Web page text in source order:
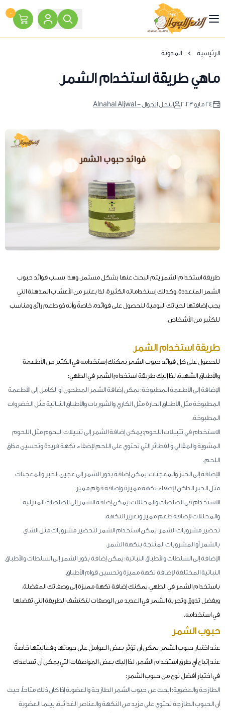
النحل الجوال
٠
الرئيسية المدونة
ماهي طريقة استخدام الشمر
٢٤ مايو ٢٠٢٣ النحل الجوال - Alnahal Aljwal
طريقة استخدام الشمر يتم البحث عنها بشكل مستمر، وهذا بسبب فوائد حبوب
الشمر المتعددة، وكذلك إستخداماته الكثيرة، لذا يعتبر من الأعشاب المذهلة التي
يجب إضافتها لحياتك اليومية للحصول على فوائده، خاصةً وأنه ذو طعم رائع ومناسب
للكثير من الأشخاص.
طريقة استخدام الشمر
للحصول على كل فوائد حبوب الشمر يمكنك إستخدامه في الكثير من الأطعمة
والأطباق الشهية، لذا إليك طريقة استخدام الشمر في الطهي:
الإضافة إلى الأطعمة المطبوخة: يمكن إضافة الشمر المطحون أو الكامل إلى الأطعمة
المطبوخة مثل الأطباق الحارة مثل الكاري والشوربات والأطباق النباتية مثل الخضروات
المطبوخة.
الاستخدام في تتبيلات اللحوم: يمكن إضافة الشمر إلى تتبيلات اللحوم مثل اللحوم
المشوية والمقالي والفطائر التي تحتوي على اللحم لإضفاء نكهة فريدة وتحسين مذاق
اللحم.
الإضافة إلى الخبز والمعجنات: يمكن إضافة بذور الشمر إلى عجين الخبز والمعجنات
مثل الخبز الداكن لإضفاء نكهة مميزة وإضافة قوام مميز.
الاستخدام في الصلصات والمخللات: يمكن إضافة الشمر إلى الصلصات المنزلية
والمخللات لإضافة طعم مميز وتعزيز النكهة.
تحضير مشروبات الشمر: يمكن استخدام الشمر لتحضير مشروبات مثل الشاي
بالشمر أو المشروبات المثلجة بنكهة الشمر.
الإضافة إلى السلطات والأطباق النباتية: يمكن إضافة بذور الشمر إلى السلطات والأطباق
النباتية المختلفة لإضافة نكهة مميزة وتحسين قوام الأطباق.
باستخدام الشمر في الطهي، يمكنك إضافة نكهة مميزة إلى وصفاتك المفضلة،
ويفضل تذوق وتجربة الشمر في العديد من الوصفات لتكتشف الطريقة التي تفضلها
في استخدامه.
حبوب الشمر
عند اختيار حبوب الشمر، يمكن أن تؤثر بعض العوامل على جودتها وفعاليتها خاصةً
عند إتباع أي طرق استخدام الشمر، لذا إليك بعض المواصفات التي يمكن أن تساعدك
في اختيار أفضل نوع من حبوب الشمر:
الطازجة والعضوية: ابحث عن حبوب الشمر الطازجة والعضوية إذا كان ذلك متاحاً، حيث
أن الحبوب الطازجة تحتوي على مزيد من النكهة والعناصر الغذائية، بينما العضوية